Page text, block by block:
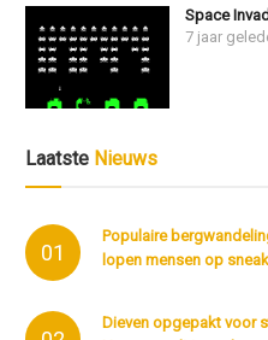
Space
7 jaar
Laatste Nieuws
01
Populaire
lopen mensen op
Dieven opgepakt voor